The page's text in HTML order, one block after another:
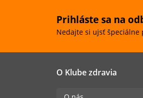
Prihláste sa na
Nedajte si ujsť špeciálne
O Klube zdravia